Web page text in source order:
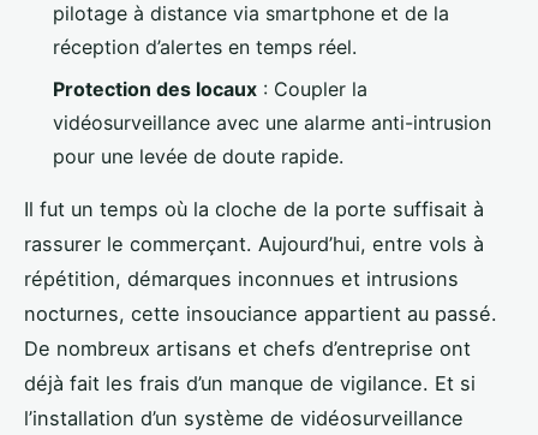
pilotage à distance via smartphone et de la
réception d’alertes en temps réel.
Protection des locaux : Coupler la
vidéosurveillance avec une alarme anti-intrusion
pour une levée de doute rapide.
Il fut un temps où la cloche de la porte suffisait à
rassurer le commerçant. Aujourd’hui, entre vols à
répétition, démarques inconnues et intrusions
nocturnes, cette insouciance appartient au passé.
De nombreux artisans et chefs d’entreprise ont
déjà fait les frais d’un manque de vigilance. Et si
l’installation d’un système de vidéosurveillance